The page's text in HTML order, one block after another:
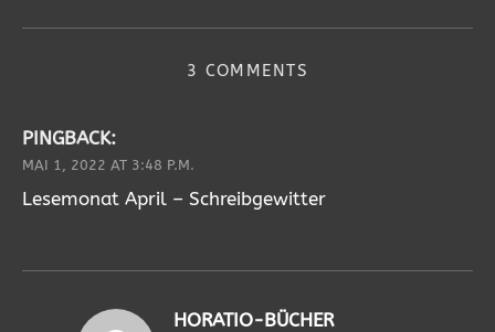
3 COMMENTS
PINGBACK:
MAI 1, 2022 AT 3:48 P.M.
Lesemonat April – Schreibgewitter
HORATIO-BÜCHER